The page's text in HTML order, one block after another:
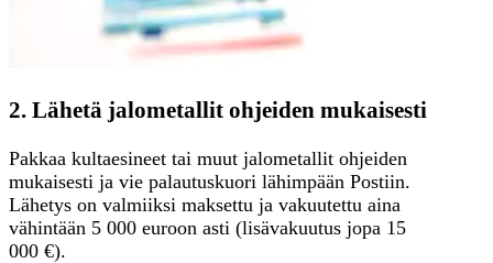
2. Lähetä jalometallit ohjeiden mukaisesti
Pakkaa kultaesineet tai muut jalometallit ohjeiden
mukaisesti ja vie palautuskuori lähimpään Postiin.
Lähetys on valmiiksi maksettu ja vakuutettu aina
vähintään 5 000 euroon asti (lisävakuutus jopa 15
000 €).